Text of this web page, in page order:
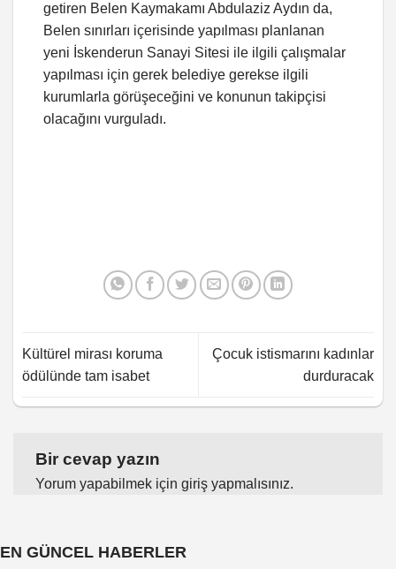
getiren Belen Kaymakamı Abdulaziz Aydın da,
Belen sınırları içerisinde yapılması planlanan
yeni İskenderun Sanayi Sitesi ile ilgili çalışmalar
yapılması için gerek belediye gerekse ilgili
kurumlarla görüşeceğini ve konunun takipçisi
olacağını vurguladı.
Kültürel mirası koruma
ödülünde tam isabet
Çocuk istismarını kadınlar
durduracak
Bir cevap yazın
Yorum yapabilmek için giriş yapmalısınız.
EN GÜNCEL HABERLER